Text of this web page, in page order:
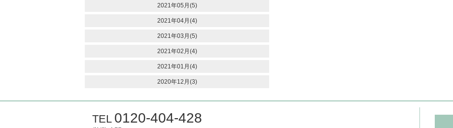
2021年05月(5)
2021年04月(4)
2021年03月(5)
2021年02月(4)
2021年01月(4)
2020年12月(3)
TEL 0120-404-428